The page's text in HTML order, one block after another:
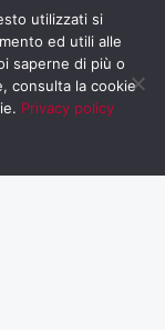
utilizzati si
ed utili alle
saperne di più o
consulta la cookie
Privacy policy